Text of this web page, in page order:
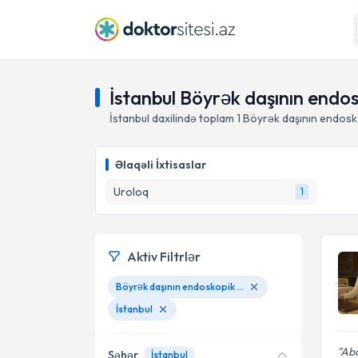
İstanbul Böyrək daşının
İstanbul daxilində toplam 1 Böyrək daşının
Əlaqəli İxtisaslar
Uroloq
1
Aktiv Filtrlər
Böyrək daşının endoskopik müalicəsi
İstanbul
Şəhər İstanbul